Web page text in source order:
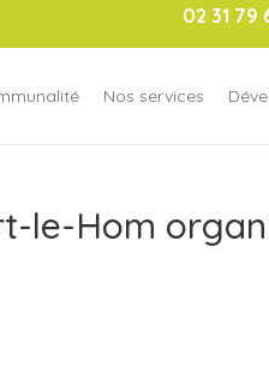
02 31 79
Nos services
le-Hom